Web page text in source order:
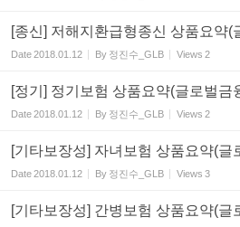
[종신] 저해지환급형종신 상품요약(
Date2018.01.12 By 정진수_GLB Views 2
[정기] 정기보험 상품요약(글로벌금
Date2018.01.12 By 정진수_GLB Views 2
[기타보장성] 자녀보험 상품요약(글
Date2018.01.12 By 정진수_GLB Views 3
[기타보장성] 간병보험 상품요약(글